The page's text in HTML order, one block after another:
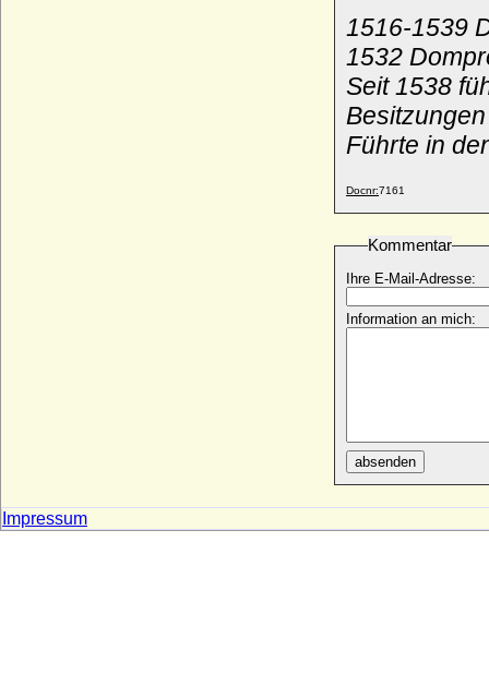
1516-1539
1532
Seit 1538
Führte in
Docnr:7161
Kommentar
Ihre E-Mail-Adresse:
Information an mich:
absenden
Impressum